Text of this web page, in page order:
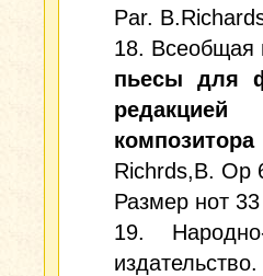
Par.
18. Всеобщая
пьесы для
Richrds,B. Op
Размер нот
19.
издательство.